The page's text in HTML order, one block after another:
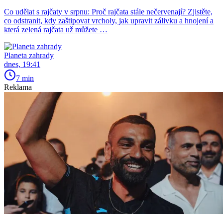
Co udělat s rajčaty v srpnu: Proč rajčata stále nečervenají? Zjistěte,
co odstranit, kdy zaštipovat vrcholy, jak upravit zálivku a hnojení a
která zelená rajčata už můžete …
Planeta zahrady
dnes, 19:41
7 min
Reklama